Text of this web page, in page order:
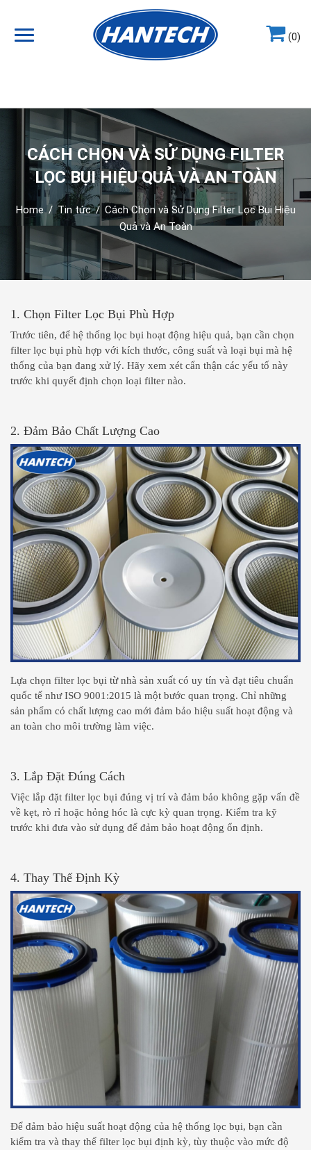
(0)
CÁCH CHỌN VÀ SỬ DỤNG FILTER
LỌC BỤI HIỆU QUẢ VÀ AN TOÀN
Home / Tin tức / Cách Chọn và Sử Dụng Filter Lọc Bụi Hiệu
Quả và An Toàn
1. Chọn Filter Lọc Bụi Phù Hợp
Trước tiên, để hệ thống lọc bụi hoạt động hiệu quả, bạn cần chọn
filter lọc bụi phù hợp với kích thước, công suất và loại bụi mà hệ
thống của bạn đang xử lý. Hãy xem xét cẩn thận các yếu tố này
trước khi quyết định chọn loại filter nào.
2. Đảm Bảo Chất Lượng Cao
Lựa chọn filter lọc bụi từ nhà sản xuất có uy tín và đạt tiêu chuẩn
quốc tế như ISO 9001:2015 là một bước quan trọng. Chỉ những
sản phẩm có chất lượng cao mới đảm bảo hiệu suất hoạt động và
an toàn cho môi trường làm việc.
3. Lắp Đặt Đúng Cách
Việc lắp đặt filter lọc bụi đúng vị trí và đảm bảo không gặp vấn đề
về kẹt, rò rỉ hoặc hỏng hóc là cực kỳ quan trọng. Kiểm tra kỹ
trước khi đưa vào sử dụng để đảm bảo hoạt động ổn định.
4. Thay Thế Định Kỳ
Để đảm bảo hiệu suất hoạt động của hệ thống lọc bụi, bạn cần
kiểm tra và thay thế filter lọc bụi định kỳ, tùy thuộc vào mức độ